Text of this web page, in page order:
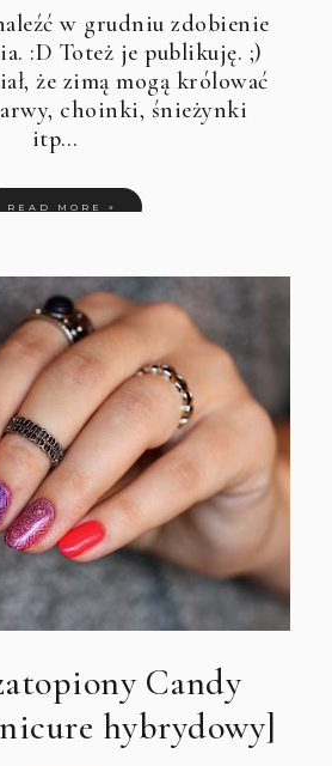
w grudniu zdobienie
:D Toteż je publikuję. ;)
że zimą mogą królować
choinki, śnieżynki
itp…
READ MORE »
Candy
hybrydowy]